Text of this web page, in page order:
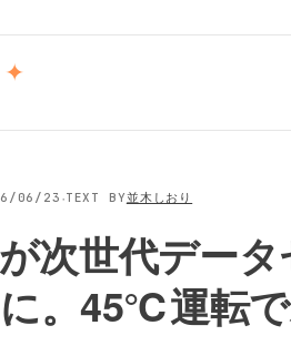
✦
06/23 ·TEXT BY並木しおり
次世代デー
。45℃運転